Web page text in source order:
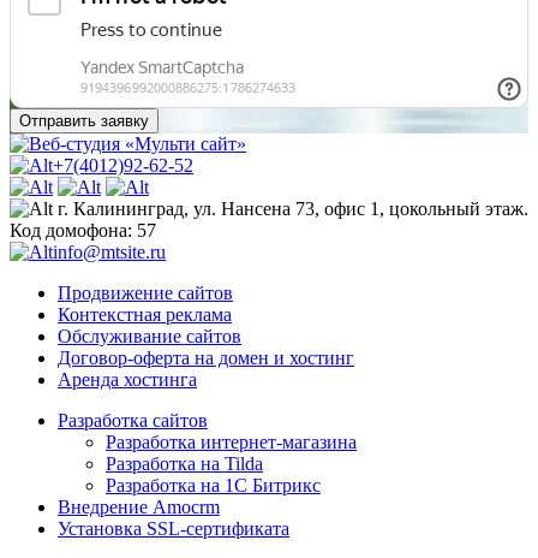
+7(4012)92-62-52
г. Калининград, ул. Нансена 73, офис 1, цокольный этаж.
Код домофона: 57
info@mtsite.ru
Продвижение сайтов
Контекстная реклама
Обслуживание сайтов
Договор-оферта на домен и хостинг
Аренда хостинга
Разработка сайтов
Разработка интернет-магазина
Разработка на Tilda
Разработка на 1С Битрикс
Внедрение Amocrm
Установка SSL-сертификата